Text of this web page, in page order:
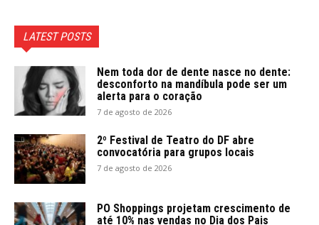
LATEST POSTS
Nem toda dor de dente nasce no dente:
desconforto na mandíbula pode ser um
alerta para o coração
7 de agosto de 2026
2º Festival de Teatro do DF abre
convocatória para grupos locais
7 de agosto de 2026
PO Shoppings projetam crescimento de
até 10% nas vendas no Dia dos Pais